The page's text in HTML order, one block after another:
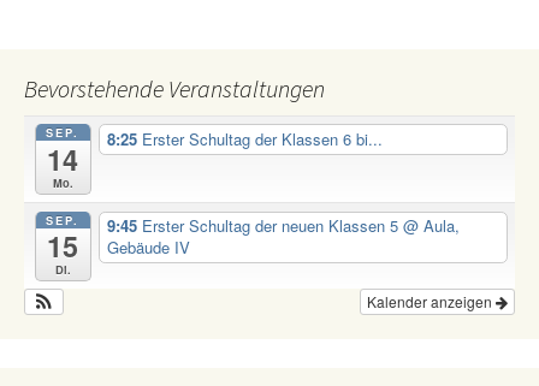
Bevorstehende Veranstaltungen
SEP.
14
Mo.
8:25 Erster Schultag der Klassen 6 bi...
SEP.
15
Di.
9:45 Erster Schultag der neuen Klassen 5 @ Aula,
Gebäude IV
Kalender anzeigen